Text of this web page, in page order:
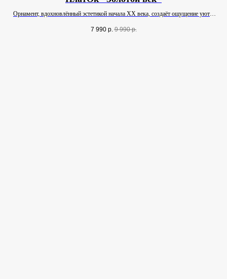
Орнамент, вдохновлённый эстетикой начала XX века, создаёт ощущение уюта,
7 990 р. 9 990 р.